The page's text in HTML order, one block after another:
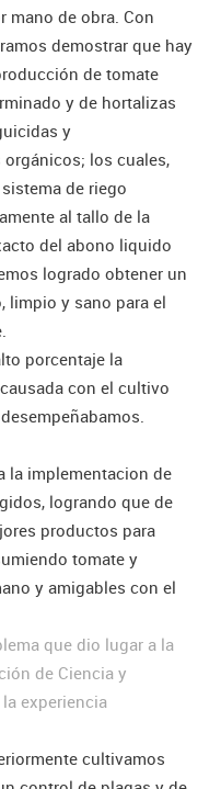
mano de obra. Con
demostrar que hay
de tomate
y de hortalizas
y
los cuales,
de riego
al tallo de la
del abono liquido
logrado obtener un
limpio y sano para el
porcentaje la
con el cultivo
la implementacion de
logrando que de
productos para
tomate y
y amigables con el
que dio lugar a la
de Ciencia y
experiencia
cultivamos